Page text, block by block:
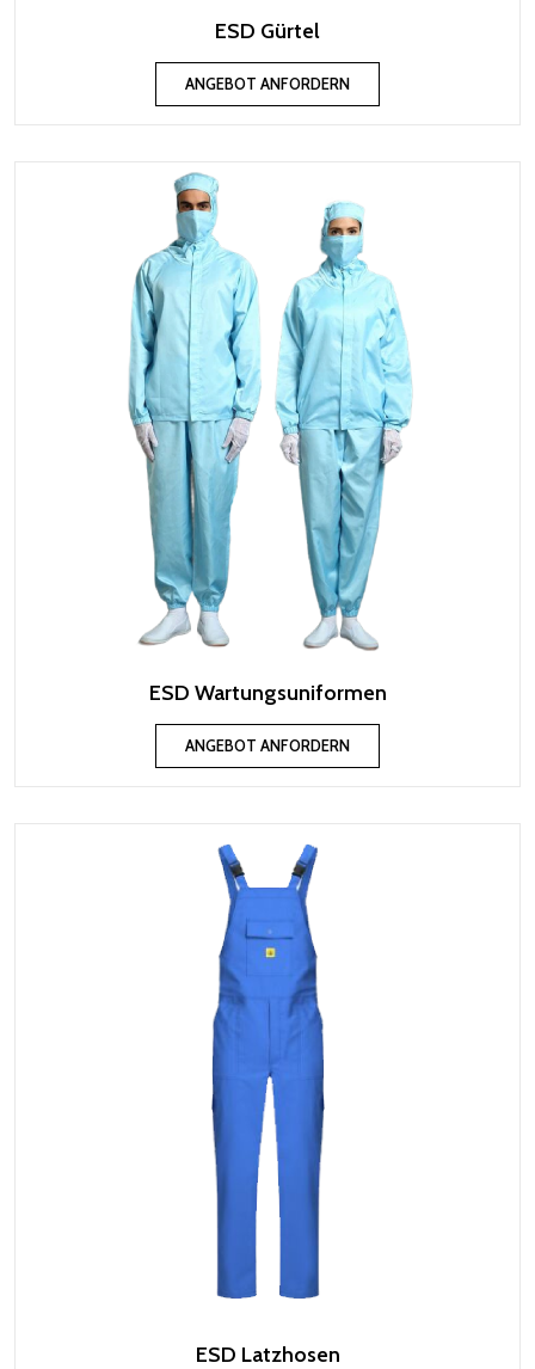
ESD Gürtel
ANGEBOT ANFORDERN
ESD Wartungsuniformen
ANGEBOT ANFORDERN
ESD Latzhosen